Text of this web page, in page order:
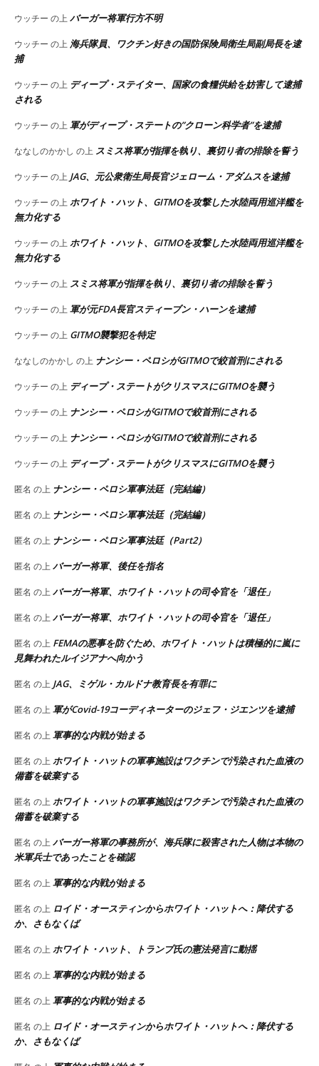
ウッチー の上バーガー将軍行方不明
ウッチー の上 海兵隊員、ワクチン好きの国防保険局衛生局副局長を逮
捕
ウッチー の上 ディープ・ステイター、国家の食糧供給を妨害して逮捕
される
ウッチー の上軍がディープ・ステートの”クローン科学者”を逮捕
ななしのかかし の上 スミス将軍が指揮を執り、裏切り者の排除を誓う
ウッチー の上 JAG、元公衆衛生局長官ジェローム・アダムスを逮捕
ウッチー の上ホワイト・ハット、GITMOを攻撃した水陸両用巡洋艦を
無力化する
ウッチー の上ホワイト・ハット、GITMOを攻撃した水陸両用巡洋艦を
無力化する
ウッチー の上 スミス将軍が指揮を執り、裏切り者の排除を誓う
ウッチー の上軍が元FDA長官スティーブン・ハーンを逮捕
ウッチー の上 GITMO襲撃犯を特定
ななしのかかし の上 ナンシー・ペロシがGITMOで絞首刑にされる
ウッチー の上 ディープ・ステートがクリスマスにGITMOを襲う
ウッチー の上 ナンシー・ペロシがGITMOで絞首刑にされる
ウッチー の上 ナンシー・ペロシがGITMOで絞首刑にされる
ウッチー の上 ディープ・ステートがクリスマスにGITMOを襲う
匿名 の上 ナンシー・ペロシ軍事法廷（完結編）
匿名 の上 ナンシー・ペロシ軍事法廷（完結編）
匿名 の上 ナンシー・ペロシ軍事法廷（Part2）
匿名 の上バーガー将軍、後任を指名
匿名 の上バーガー将軍、ホワイト・ハットの司令官を「退任」
匿名 の上バーガー将軍、ホワイト・ハットの司令官を「退任」
匿名 の上 FEMAの悪事を防ぐため、ホワイト・ハットは積極的に嵐に
見舞われたルイジアナへ向かう
匿名 の上 JAG、ミゲル・カルドナ教育長を有罪に
匿名 の上軍がCovid-19コーディネーターのジェフ・ジエンツを逮捕
匿名 の上軍事的な内戦が始まる
匿名 の上ホワイト・ハットの軍事施設はワクチンで汚染された血液の
備蓄を破棄する
匿名 の上ホワイト・ハットの軍事施設はワクチンで汚染された血液の
備蓄を破棄する
匿名 の上バーガー将軍の事務所が、海兵隊に殺害された人物は本物の
米軍兵士であったことを確認
匿名 の上軍事的な内戦が始まる
匿名 の上 ロイド・オースティンからホワイト・ハットへ：降伏する
か、さもなくば
匿名 の上ホワイト・ハット、トランプ氏の憲法発言に動揺
匿名 の上軍事的な内戦が始まる
匿名 の上軍事的な内戦が始まる
匿名 の上 ロイド・オースティンからホワイト・ハットへ：降伏する
か、さもなくば